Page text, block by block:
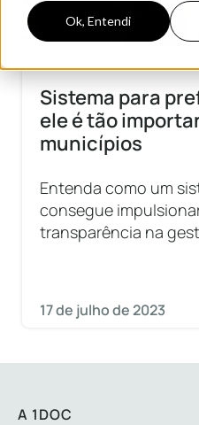
Ok, Entendi
Sistema para
ele é tão
municípios
Entenda como um
consegue
transparência na
17 de julho de 2023
A 1DOC